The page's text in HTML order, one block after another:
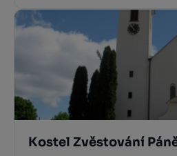
Kostel Zvěstování